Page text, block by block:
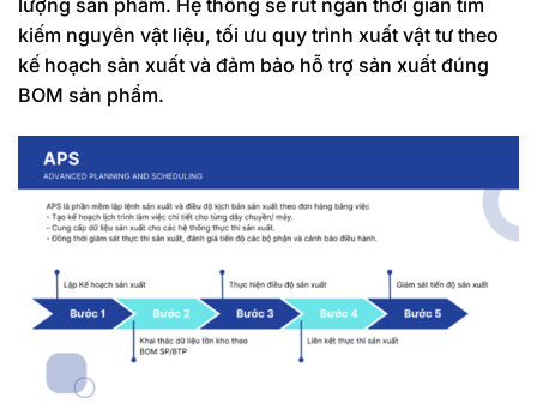
lượng sản phẩm. Hệ thống sẽ rút ngắn thời gian tìm
kiếm nguyên vật liệu, tối ưu quy trình xuất vật tư theo
kế hoạch sản xuất và đảm bảo hỗ trợ sản xuất đúng
BOM sản phẩm.